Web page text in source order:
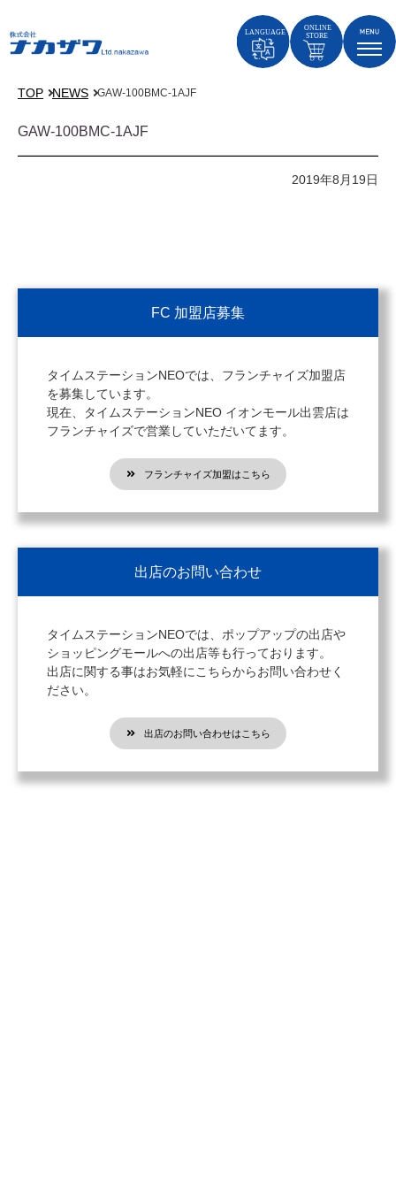
TOP NEWS GAW-100BMC-1AJF
GAW-100BMC-1AJF
2019年8月19日
FC 加盟店募集
タイムステーションNEOでは、フランチャイズ加盟店
を募集しています。
現在、タイムステーションNEO イオンモール出雲店は
フランチャイズで営業していただいてます。
フランチャイズ加盟はこちら
出店のお問い合わせ
タイムステーションNEOでは、ポップアップの出店や
ショッピングモールへの出店等も行っております。
出店に関する事はお気軽にこちらからお問い合わせく
ださい。
出店のお問い合わせはこちら